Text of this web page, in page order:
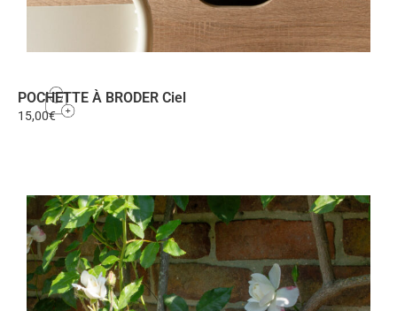
POCHETTE À BRODER Ciel
15,00€